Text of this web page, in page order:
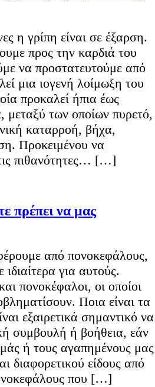
η γρίπη είναι σε έξαρση.
προς την καρδιά του
να προστατευτούμε από
μια ιογενή λοίμωξη του
προκαλεί ήπια έως
των οποίων πυρετό,
καταρροή, βήχα,
Προκειμένου να
πιθανότητες… […]
πρέπει να μας
από πονοκεφάλους,
για αυτούς.
πονοκέφαλοι, οι οποίοι
Ποια είναι τα
εξαιρετικά σημαντικό να
συμβουλή ή βοήθεια, εάν
ή τους αγαπημένους μας
διαφορετικού είδους από
που […]